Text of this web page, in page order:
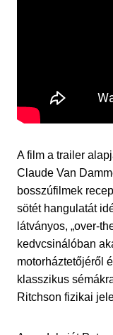
A film a trailer
Claude Van
bosszúfilmek
sötét hangulatát
látványos, „over-
kedvcsinálóban
motorháztetőjéről
klasszikus
Ritchson fizikai